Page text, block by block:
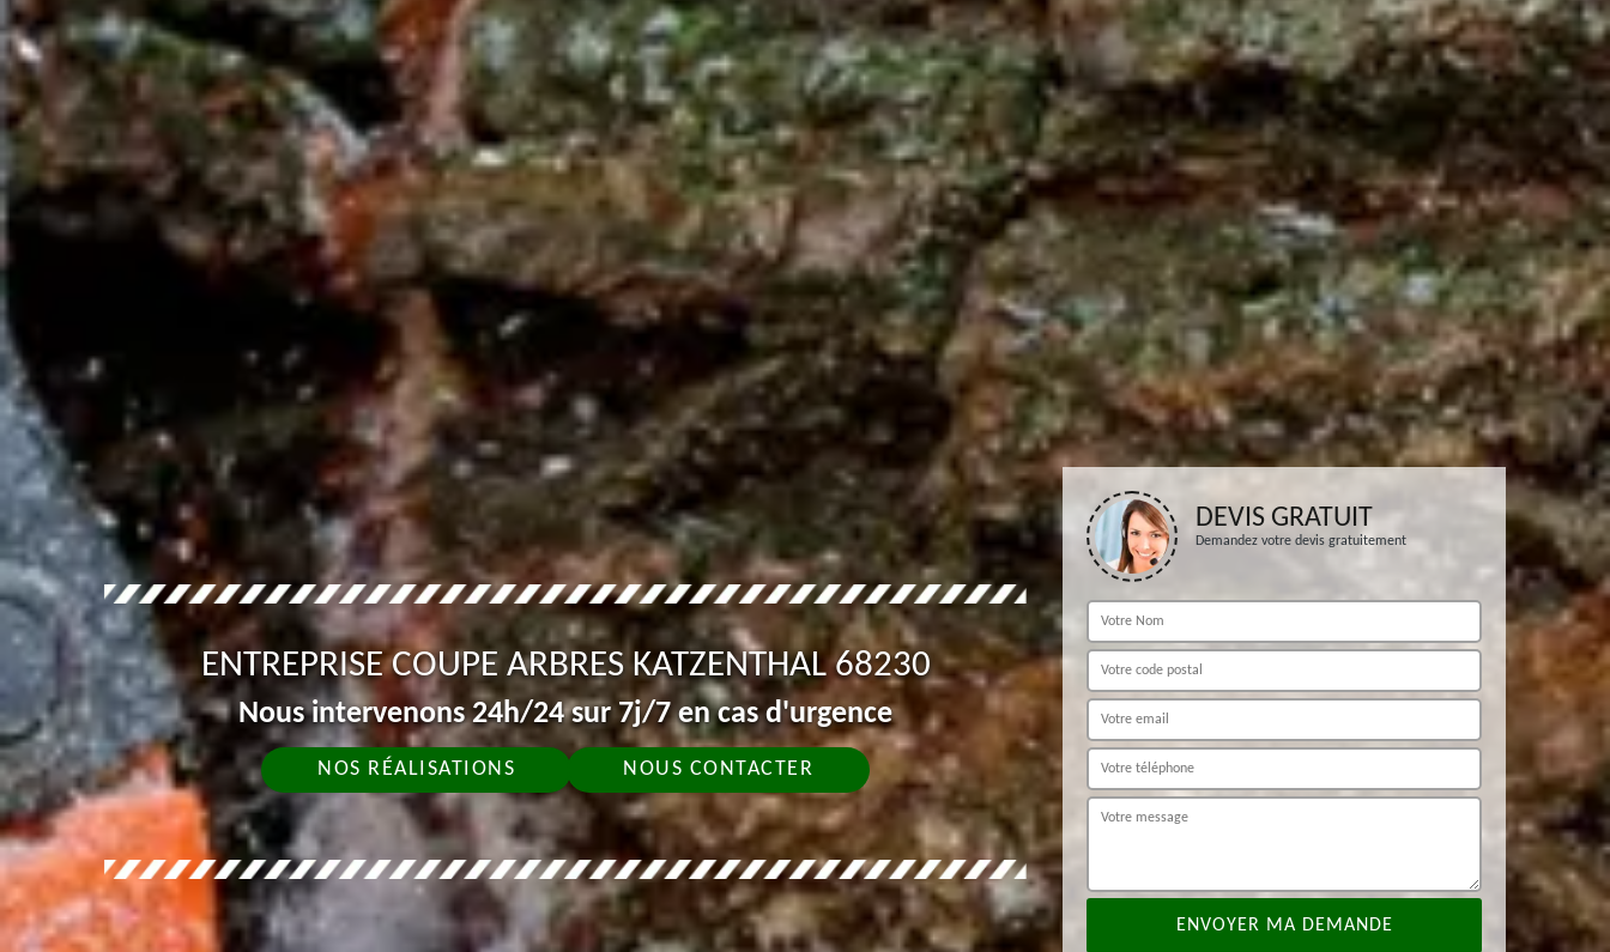
ENTREPRISE COUPE ARBRES KATZENTHAL 68230
Nous intervenons 24h/24 sur 7j/7 en cas d'urgence
NOS RÉALISATIONS NOUS CONTACTER
DEVIS GRATUIT
Demandez votre devis gratuitement